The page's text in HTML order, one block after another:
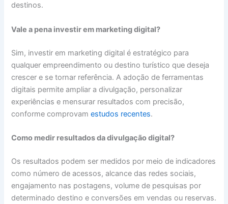
destinos.
Vale a pena investir em marketing digital?
Sim, investir em marketing digital é estratégico para
qualquer empreendimento ou destino turístico que deseja
crescer e se tornar referência. A adoção de ferramentas
digitais permite ampliar a divulgação, personalizar
experiências e mensurar resultados com precisão,
conforme comprovamestudos recentes.
Como medir resultados da divulgação digital?
Os resultados podem ser medidos por meio de indicadores
como número de acessos, alcance das redes sociais,
engajamento nas postagens, volume de pesquisas por
determinado destino e conversões em vendas ou reservas.